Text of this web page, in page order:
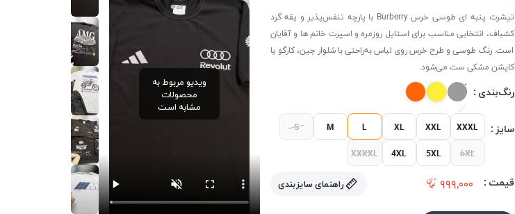
تیشرت پنبه ای طوسی خرس Burberry با پارچه تنفس‌پذیر و یقه گرد
کشباف، انتخابی مناسب برای استایل روزمره و اسپرت خانم ها و آقایان
است. رنگ طوسی و طرح خرس روی لباس به‌راحتی با شلوار جین، کارگو یا
کاپشن مشکی ست می‌شود.
رنگ‌بندی :
سایز : S M L XL XXL XXXL
XXXXL 4XL 5XL 6XL
قیمت : ۹۹۹,۰۰۰ راهنمای سایزبندی
ویدیو مربوط به
محصولات
مشابه است